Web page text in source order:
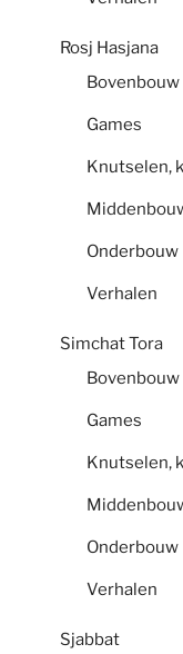
Rosj Hasjana
Bovenbouw
Games
Knutselen,
Onderbouw
Verhalen
Simchat Tora
Bovenbouw
Games
Knutselen,
Onderbouw
Verhalen
Sjabbat